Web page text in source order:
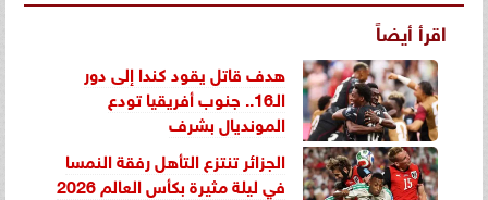
اقرأ أيضاً
هدف قاتل يقود كندا إلى دور
الـ16.. جنوب أفريقيا تودع
المونديال بشرف
الجزائر تنتزع التأهل رفقة النمسا
في ليلة مثيرة بكأس العالم 2026